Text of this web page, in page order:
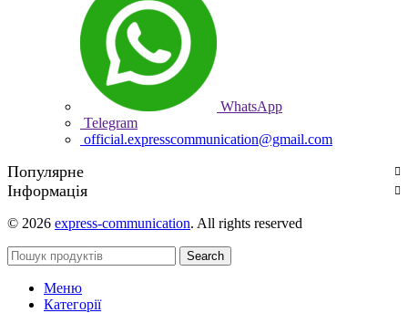
WhatsApp
Telegram
official.expresscommunication@gmail.com
Популярне
Інформація
© 2026 express-communication. All rights reserved
Search
Меню
Категорії